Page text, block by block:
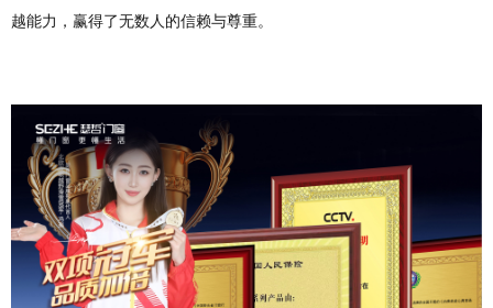
越能力，赢得了无数人的信赖与尊重。